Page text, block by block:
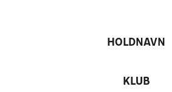
HOLDNAVN
KLUB